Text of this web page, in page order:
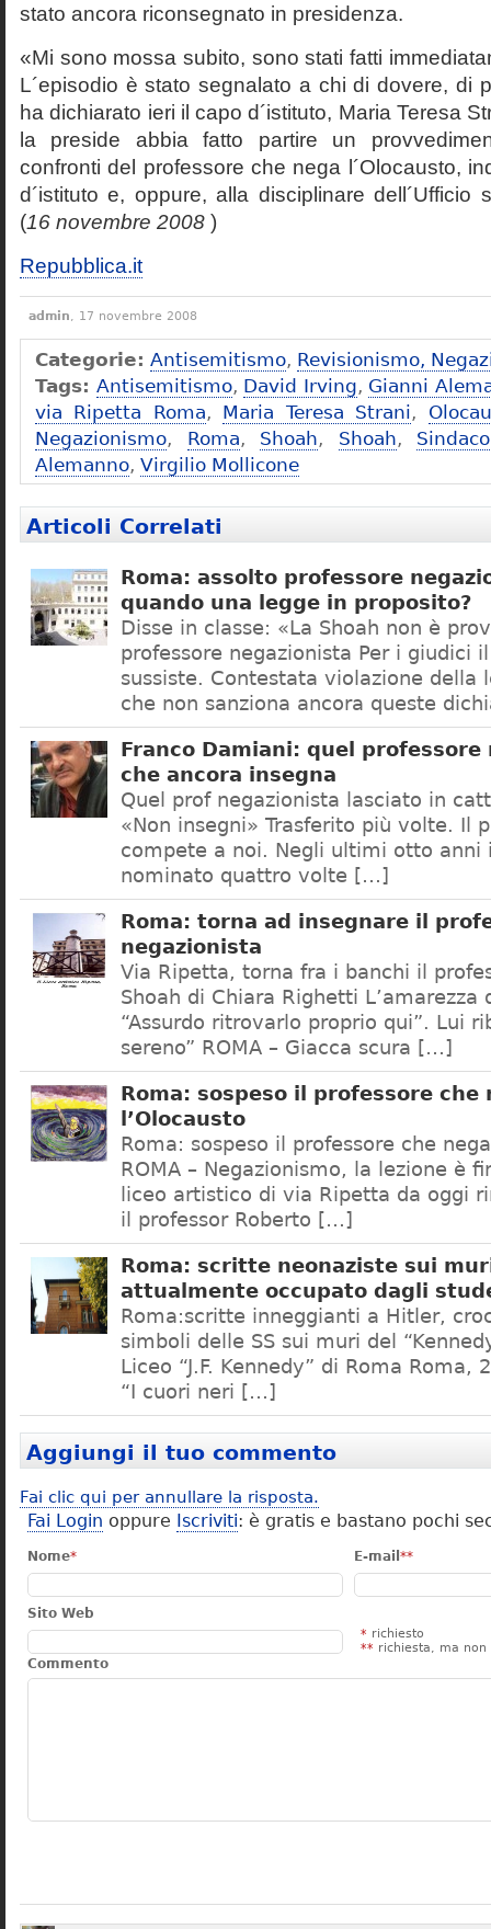
stato ancora riconsegnato in presidenza.
«Mi sono mossa subito, sono stati fatti
L´episodio è stato segnalato a chi di dovere, di
ha dichiarato ieri il capo d´istituto, Maria Teresa
la preside abbia fatto partire un
confronti del professore che nega l´Olocausto,
d´istituto e, oppure, alla disciplinare dell´Ufficio
(16 novembre 2008 )
Repubblica.it
admin, 17 novembre 2008
Categorie: Antisemitismo, Revisionismo,
Tags: Antisemitismo, David Irving, Gianni
via Ripetta Roma, Maria Teresa Strani,
Negazionismo, Roma, Shoah, Shoah,
Alemanno, Virgilio Mollicone
Articoli Correlati
Roma: assolto professore
quando una legge in proposito?
Disse in classe: «La Shoah non è
professore negazionista Per i giudici
sussiste. Contestata violazione della
che non sanziona ancora queste
Franco Damiani: quel professore
che ancora insegna
Quel prof negazionista lasciato in
«Non insegni» Trasferito più volte. Il
compete a noi. Negli ultimi otto anni
nominato quattro volte […]
Roma: torna ad insegnare il
negazionista
Via Ripetta, torna fra i banchi il
Shoah di Chiara Righetti L’amarezza
“Assurdo ritrovarlo proprio qui”. Lui
sereno” ROMA – Giacca scura […]
Roma: sospeso il professore che
l’Olocausto
Roma: sospeso il professore che
ROMA – Negazionismo, la lezione è
liceo artistico di via Ripetta da oggi
il professor Roberto […]
Roma: scritte neonaziste sui
attualmente occupato dagli
Roma:scritte inneggianti a Hitler,
simboli delle SS sui muri del
Liceo “J.F. Kennedy” di Roma Roma,
“I cuori neri […]
Aggiungi il tuo commento
Fai clic qui per annullare la risposta.
Fai Login oppure Iscriviti: è gratis e bastano pochi
Nome* E-mail **
Sito Web
* richiesto
** richiesta, ma non
Commento